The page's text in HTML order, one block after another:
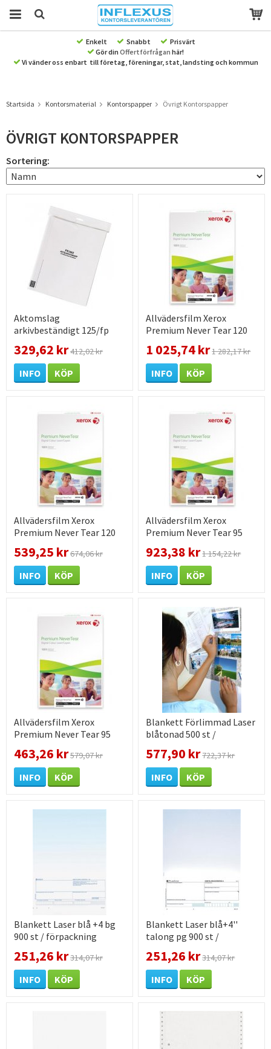
Produkten har blivit tillagd i varukorgen
Enkelt Snabbt
Prisvärt
Gör din Offertförfrågan här!
Vi vänder oss enbart till företag, föreningar, stat, landsting och kommun
Startsida Kontorsmaterial Kontorspapper Övrigt Kontorspapper
ÖVRIGT KONTORSPAPPER
Sortering:
Aktomslag
arkivbeständigt 125/fp
230x300mm 120g 125 st /
förpackning
329,62 kr412,02 kr
INFO KÖP
Allvädersfilm Xerox
Premium Never Tear 120
mic A3 100 st /
förpackning
1 025,74 kr1 282,17 kr
INFO KÖP
Allvädersfilm Xerox
Premium Never Tear 120
förpackning
539,25 kr674,06 kr
INFO KÖP
Allvädersfilm Xerox
Premium Never Tear 95
förpackning
923,38 kr1 154,22 kr
INFO KÖP
Allvädersfilm Xerox
Premium Never Tear 95
mic A4 100 st /
förpackning
463,26 kr579,07 kr
INFO KÖP
Blankett Förlimmad Laser
blåtonad 500 st /
förpackning
577,90 kr722,37 kr
INFO KÖP
Blankett Laser blå +4 bg
900 st / förpackning
251,26 kr314,07 kr
INFO KÖP
Blankett Laser blå+4''
talong pg 900 st /
förpackning
251,26 kr314,07 kr
INFO KÖP